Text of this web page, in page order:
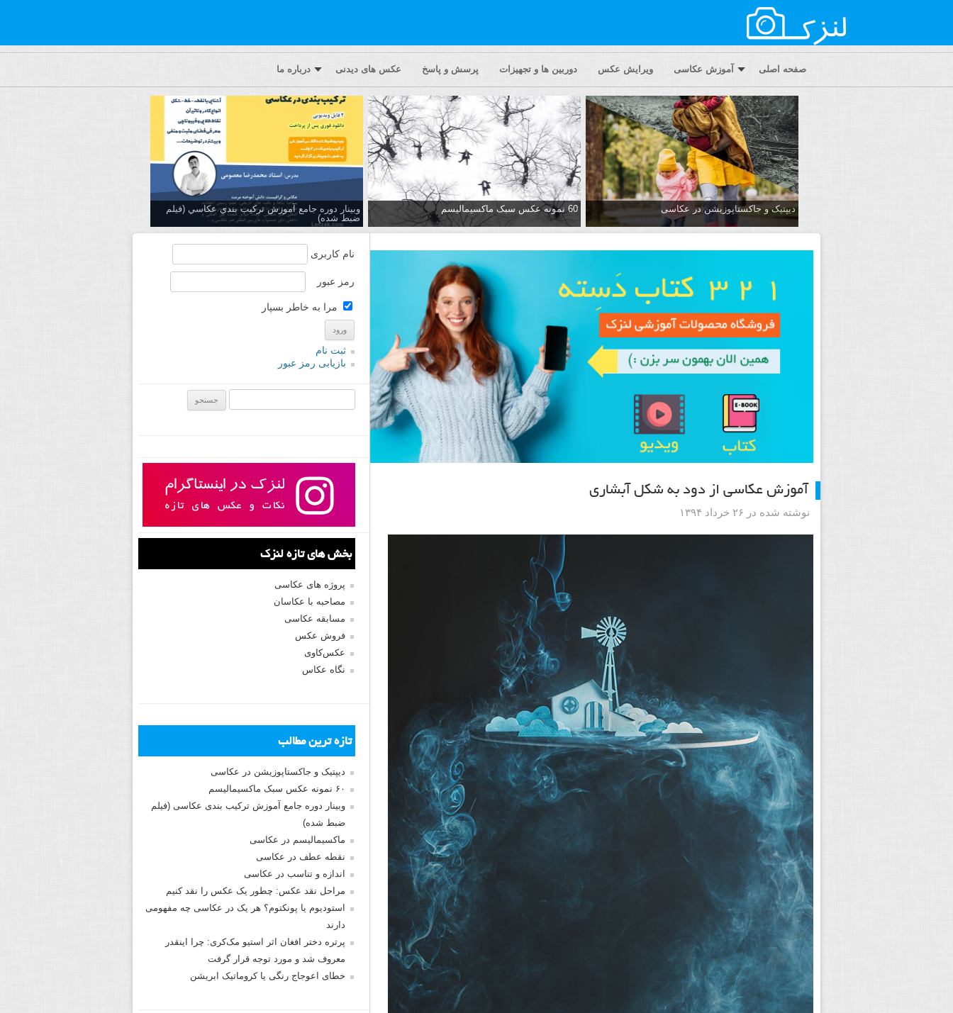
صفحه اصلی آموزش عکاسی ویرایش عکس دوربین ها و تجهیزات پرسش و پاسخ عکس های دیدنی درباره ما
دیپتیک و جاکستا‌پوزیشن در عکاسی 60 نمونه عکس سبک ماکسیمالیسم
وبینار دوره جامع آموزش تركيب بندي عكاسي (فیلم
ضبط شده)
آموزش عکاسی از دود به شکل آبشاری
نوشته شده در ۲۶ خرداد ۱۳۹۴
نام کاربری
رمز عبور
مرا به خاطر بسپار
ثبت نام
بازیابی رمز عبور
بخش های تازه لنزک
پروژه های عکاسی
مصاحبه با عکاسان
مسابقه عکاسی
فروش عکس
عکس‌کاوی
نگاه عکاس
تازه ترین مطالب
دیپتیک و جاکستا‌پوزیشن در عکاسی
۶۰ نمونه عکس سبک ماکسیمالیسم
وبینار دوره جامع آموزش ترکیب بندی عکاسی (فیلم
ضبط شده)
ماکسیمالیسم در عکاسی
نقطه عطف در عکاسی
اندازه و تناسب در عکاسی
مراحل نقد عکس: چطور یک عکس را نقد کنیم
استودیوم یا پونکتوم؟ هر یک در عکاسی چه مفهومی
دارند
پرتره دختر افغان اثر استیو مک‌کری: چرا اینقدر
معروف شد و مورد توجه قرار گرفت
خطای اعوجاج رنگی یا کروماتیک ابریشن